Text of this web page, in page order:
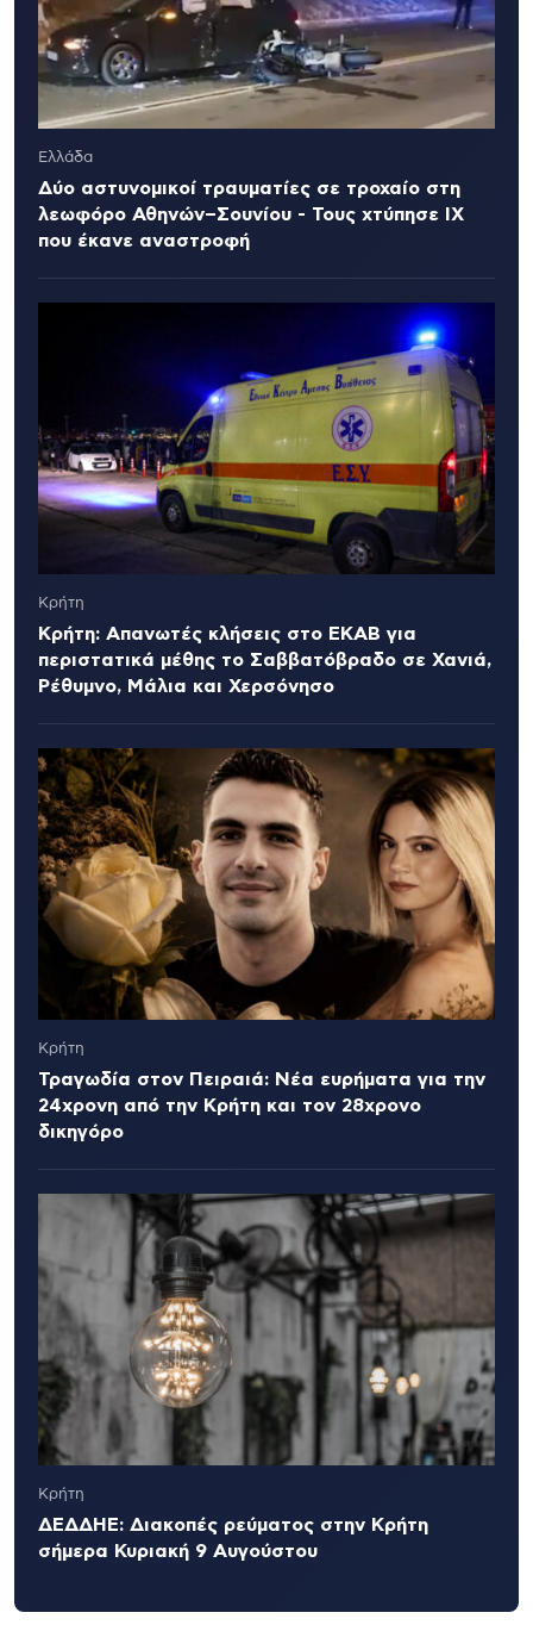
Ελλάδα
Δύο αστυνομικοί τραυματίες σε τροχαίο στη
λεωφόρο Αθηνών–Σουνίου - Τους χτύπησε ΙΧ
που έκανε αναστροφή
Κρήτη
Κρήτη: Απανωτές κλήσεις στο ΕΚΑΒ για
περιστατικά μέθης το Σαββατόβραδο σε Χανιά,
Ρέθυμνο, Μάλια και Χερσόνησο
Κρήτη
Τραγωδία στον Πειραιά: Νέα ευρήματα για την
24χρονη από την Κρήτη και τον 28χρονο
δικηγόρο
Κρήτη
ΔΕΔΔΗΕ: Διακοπές ρεύματος στην Κρήτη
σήμερα Κυριακή 9 Αυγούστου